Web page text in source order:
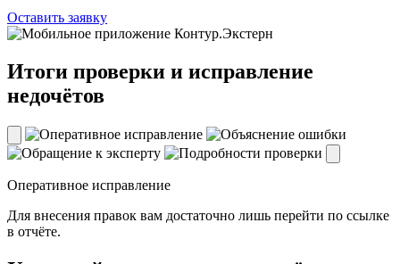
Оставить заявку
Итоги проверки и исправление
недочётов
Оперативное исправление
Для внесения правок вам достаточно лишь перейти по ссылке
в отчёте.